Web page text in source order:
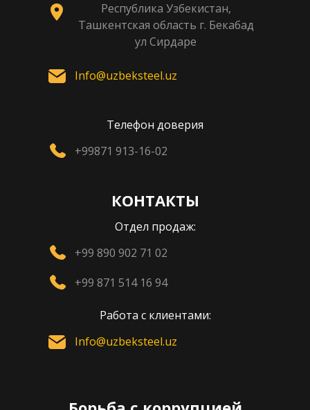
Республика Узбекистан,
Ташкентская область г. Бекабад
ул Сирдаре
Info@uzbeksteel.uz
Телефон доверия
+99871 913-16-02
КОНТАКТЫ
Отдел продаж:
+99 890 902 71 02
+99 871 514 16 94
Работа с клиентами:
Info@uzbeksteel.uz